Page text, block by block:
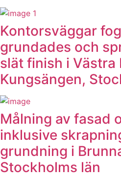
Kontorsväggar
grundades och
slät finish i Västra
Kungsängen,
Målning av fasad
inklusive
grundning i
Stockholms län